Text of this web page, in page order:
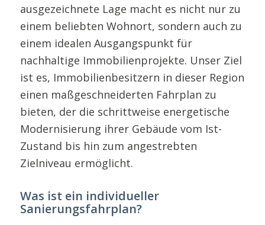
ausgezeichnete Lage macht es nicht nur zu
einem beliebten Wohnort, sondern auch zu
einem idealen Ausgangspunkt für
nachhaltige Immobilienprojekte. Unser Ziel
ist es, Immobilienbesitzern in dieser Region
einen maßgeschneiderten Fahrplan zu
bieten, der die schrittweise energetische
Modernisierung ihrer Gebäude vom Ist-
Zustand bis hin zum angestrebten
Zielniveau ermöglicht.
Was ist ein individueller
Sanierungsfahrplan?